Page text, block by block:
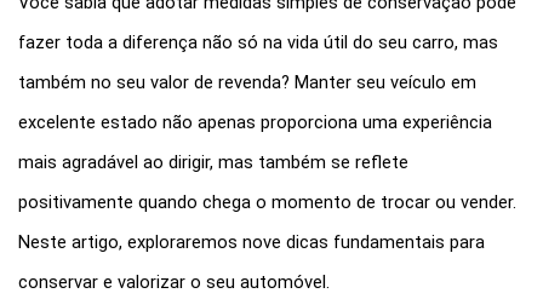
fazer toda a diferença não só na vida útil do seu carro, mas
também no seu valor de revenda? Manter seu veículo em
excelente estado não apenas proporciona uma experiência
mais agradável ao dirigir, mas também se reflete
positivamente quando chega o momento de trocar ou vender.
Neste artigo, exploraremos nove dicas fundamentais para
conservar e valorizar o seu automóvel.